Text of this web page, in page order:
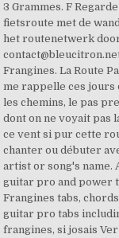
3 Grammes. F
fietsroute met de
het routenetwerk
Frangines. La Route
me rappelle ces jours
les chemins, le pas
dont on ne voyait pas
ce vent si pur cette
chanter ou débuter
artist or song's name.
guitar pro and power
Frangines tabs,
guitar pro tabs
frangines, si josais